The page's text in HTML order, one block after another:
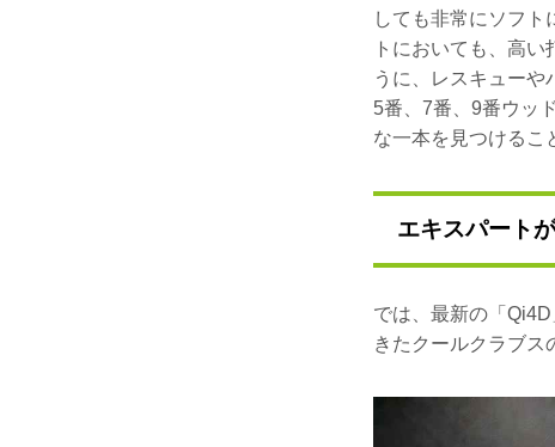
しても非常にソフト
トにおいても、高
うに、レスキューや
5番、7番、9番ウッ
な一本を見つけるこ
エキスパート
では、最新の「
きたクールクラブス